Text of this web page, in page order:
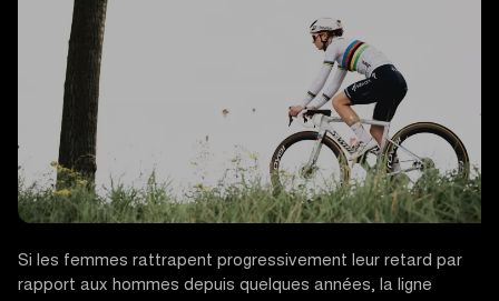
Si les femmes rattrapent progressivement leur retard par
rapport aux hommes depuis quelques années, la ligne